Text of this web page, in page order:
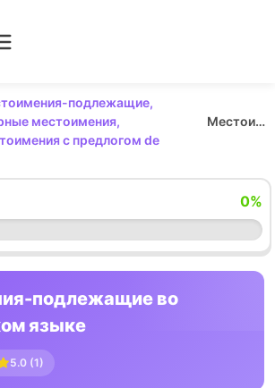
подлежащие,
местоимения,
с предлогом de
Местоимения-подлежащие во французском языке
0%
подлежащие во
языке
5.0 (1)